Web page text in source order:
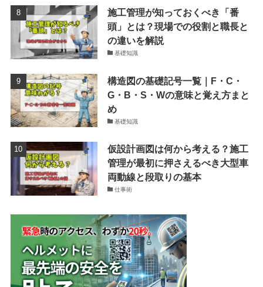
施工管理が知っておくべき「番
頭」とは？現場での役割と職長と
の違いを解説
基礎知識
構造図の基礎記号一覧｜F・C・
G・B・S・Wの意味と覚え方まと
め
基礎知識
仮設計画図は何から考える？施工
管理が最初に押さえるべき大型車
両動線と段取りの基本
仕事術